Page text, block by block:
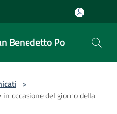
Benedetto Po
>
in occasione del giorno della